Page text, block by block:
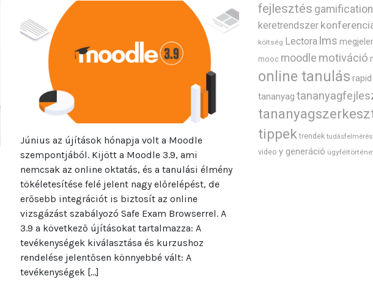
Június az újítások hónapja volt a Moodle
szempontjából. Kijött a Moodle 3.9, ami
nemcsak az online oktatás, és a tanulási élmény
tökéletesítése felé jelent nagy előrelépést, de
erősebb integrációt is biztosít az online
vizsgázást szabályozó Safe Exam Browserrel. A
3.9 a következő újításokat tartalmazza: A
tevékenységek kiválasztása és kurzushoz
rendelése jelentősen könnyebbé vált: A
tevékenységek […]
fejlesztés gamification
keretrendszer
költség Lectora lms
mooc moodle motiváció
online tanulás rapid
tananyag
tippek trendek tudásfelmérés
video y generáció